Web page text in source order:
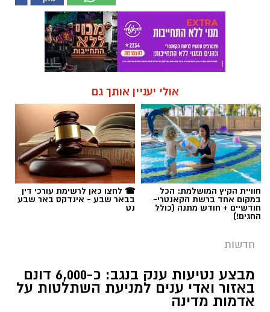
אולי יעניין אותך גם
חוויית הקיץ המושלמת: הכל
במקום אחד ברשת הקאנטרי-
חודשיים + חודש מתנה (כולל
החגים!)
☎ לחצו כאן לרשימת עורכי דין
בבאר שבע - אינדקס באר שבע
נט
חדשות
מבצע נטיעות ענק בנגב: כ-6,000 דונם
באזור ואדי ענים למניעת השתלטות על
אדמות מדינה